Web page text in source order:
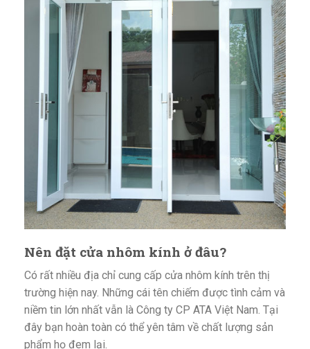
Nên đặt cửa nhôm kính ở đâu?
Có rất nhiều địa chỉ cung cấp cửa nhôm kính trên thị
trường hiện nay. Những cái tên chiếm được tình cảm và
niềm tin lớn nhất vẫn là Công ty CP ATA Việt Nam. Tại
đây bạn hoàn toàn có thể yên tâm về chất lượng sản
phẩm họ đem lại.